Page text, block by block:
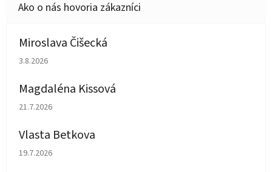
Miroslava Čišecká
Hodnotenie obchodu je 1 z 5 hviezdičiek.
3.8.2026
Magdaléna Kissová
Hodnotenie obchodu je 5 z 5 hviezdičiek.
21.7.2026
Vlasta Betkova
Hodnotenie obchodu je 5 z 5 hviezdičiek.
19.7.2026